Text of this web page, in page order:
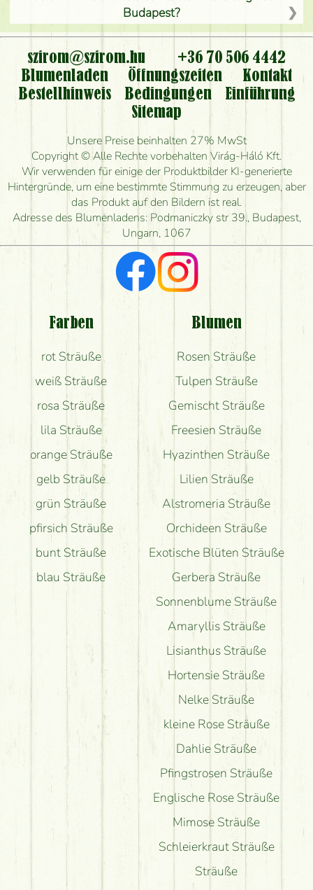
Budapest?
Ist der Blumenladen non stop geöffnet?
Kann ich den bestellten Blumenstrauß persönlich
nehmen oder nur per Blumenversand?
Ist eine Bestellung für ländliche Gebiete möglich?
Wie lange kann ich heute Blumen mit Lieferung
bestellen?
Wie schnell können Sie den Blumenstrauß
herstellen und wann können Sie ihn frühestens
liefern?
Ich suche rote Rosen, hast du welche?
Welche Rückmeldungen bekomme ich zum
Blumenversand?
Bekomme ich wirklich, was auf dem Bild zu sehen
szirom@szirom.hu
+36 70 506 4442
Blumenladen
Öffnungszeiten
Kontakt
Bestellhinweis
Bedingungen
Einführung
Sitemap
Unsere Preise beinhalten 27% MwSt
Copyright © Alle Rechte vorbehalten Virág-Háló Kft.
Wir verwenden für einige der Produktbilder KI-generierte
Hintergründe, um eine bestimmte Stimmung zu erzeugen, aber
das Produkt auf den Bildern ist real.
Adresse des Blumenladens: Podmaniczky str 39., Budapest,
Ungarn, 1067
Farben
rot Sträuße
weiß Sträuße
rosa Sträuße
lila Sträuße
orange Sträuße
gelb Sträuße
grün Sträuße
pfirsich Sträuße
bunt Sträuße
blau Sträuße
Blumen
Rosen Sträuße
Tulpen Sträuße
Gemischt Sträuße
Freesien Sträuße
Hyazinthen Sträuße
Lilien Sträuße
Alstromeria Sträuße
Orchideen Sträuße
Exotische Blüten Sträuße
Gerbera Sträuße
Sonnenblume Sträuße
Amaryllis Sträuße
Lisianthus Sträuße
Hortensie Sträuße
Nelke Sträuße
kleine Rose Sträuße
Dahlie Sträuße
Pfingstrosen Sträuße
Englische Rose Sträuße
Mimose Sträuße
Schleierkraut Sträuße
Sträuße